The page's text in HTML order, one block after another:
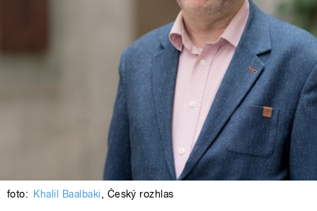
foto: Khalil Baalbaki, Český rozhlas